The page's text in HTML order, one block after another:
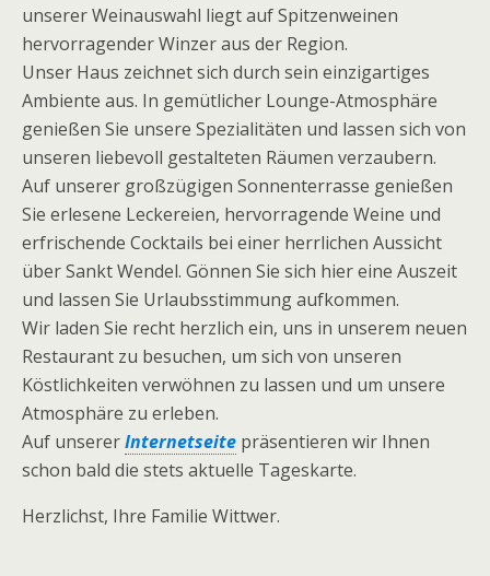
unserer Weinauswahl liegt auf Spitzenweinen
hervorragender Winzer aus der Region.
Unser Haus zeichnet sich durch sein einzigartiges
Ambiente aus. In gemütlicher Lounge-Atmosphäre
genießen Sie unsere Spezialitäten und lassen sich von
unseren liebevoll gestalteten Räumen verzaubern.
Auf unserer großzügigen Sonnenterrasse genießen
Sie erlesene Leckereien, hervorragende Weine und
erfrischende Cocktails bei einer herrlichen Aussicht
über Sankt Wendel. Gönnen Sie sich hier eine Auszeit
und lassen Sie Urlaubsstimmung aufkommen.
Wir laden Sie recht herzlich ein, uns in unserem neuen
Restaurant zu besuchen, um sich von unseren
Köstlichkeiten verwöhnen zu lassen und um unsere
Atmosphäre zu erleben.
Auf unsererInternetseite präsentieren wir Ihnen
schon bald die stets aktuelle Tageskarte.
Herzlichst, Ihre Familie Wittwer.